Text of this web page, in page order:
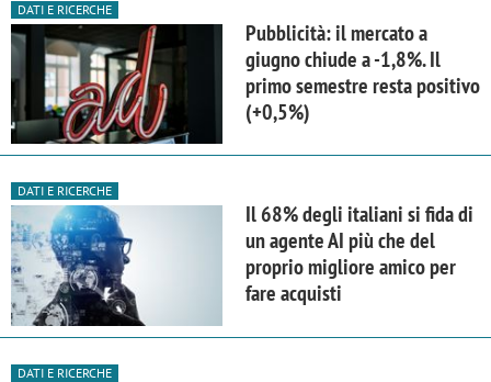
DATI E RICERCHE
Pubblicità: il mercato a
giugno chiude a -1,8%. Il
primo semestre resta positivo
(+0,5%)
DATI E RICERCHE
Il 68% degli italiani si fida di
un agente AI più che del
proprio migliore amico per
fare acquisti
DATI E RICERCHE